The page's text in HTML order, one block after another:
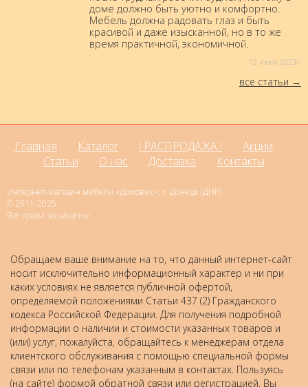
доме должно быть уютно и комфортно.
Мебель должна радовать глаз и быть
красивой и даже изысканной, но в то же
время практичной, экономичной.
12 июня 2023г.
все статьи
Главная Каталог ! РАСПРОДАЖА !
Акции
Статьи
О нас Доставка Контакты
Интернет-магазин мебели «Домовик», г. Донецк (ДНР)
© 2011-2025
Все права защищены
Обращаем ваше внимание на то, что данный интернет-сайт
носит исключительно информационный характер и ни при
каких условиях не является публичной офертой,
определяемой положениями Статьи 437 (2) Гражданского
кодекса Российской Федерации. Для получения подробной
информации о наличии и стоимости указанных товаров и
(или) услуг, пожалуйста, обращайтесь к менеджерам отдела
клиентского обслуживания с помощью специальной формы
связи или по телефонам указанным в контактах. Пользуясь
(на сайте) формой обратной связи или регистрацией, Вы